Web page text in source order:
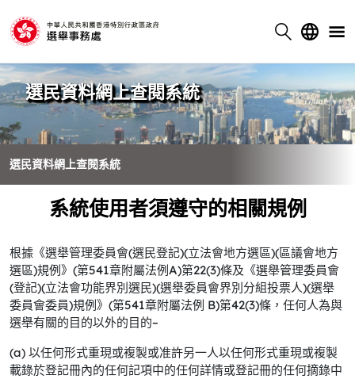
選民資料網上查閱系統
選民資料網上查閱系統
系統使用者須遵守的相關規例
根據《選舉管理委員會(選民登記)(立法會地方選區)(區議會地方
選區)規例》(第541章附屬法例A)第22(3)條及《選舉管理委員會
(登記)(立法會功能界別選民)(選舉委員會界別分組投票人)(選舉
委員會委員)規例》(第541章附屬法例 B)第42(3)條，任何人為與
選舉有關的目的以外的目的–
(a) 以任何形式重現或複製或准許另一人以任何形式重現或複製
載錄於登記冊內的任何記項中的任何詳情或登記冊的任何摘錄中